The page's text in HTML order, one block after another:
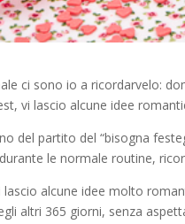
ci sono io a ricordarvelo:
vi lascio alcune idee
del partito del “bisogna
le normale routine,
lascio alcune idee molto
altri 365 giorni, senza